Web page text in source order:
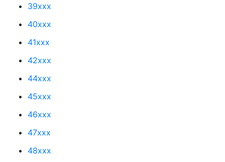
39xxx
40xxx
41xxx
42xxx
44xxx
45xxx
46xxx
47xxx
48xxx